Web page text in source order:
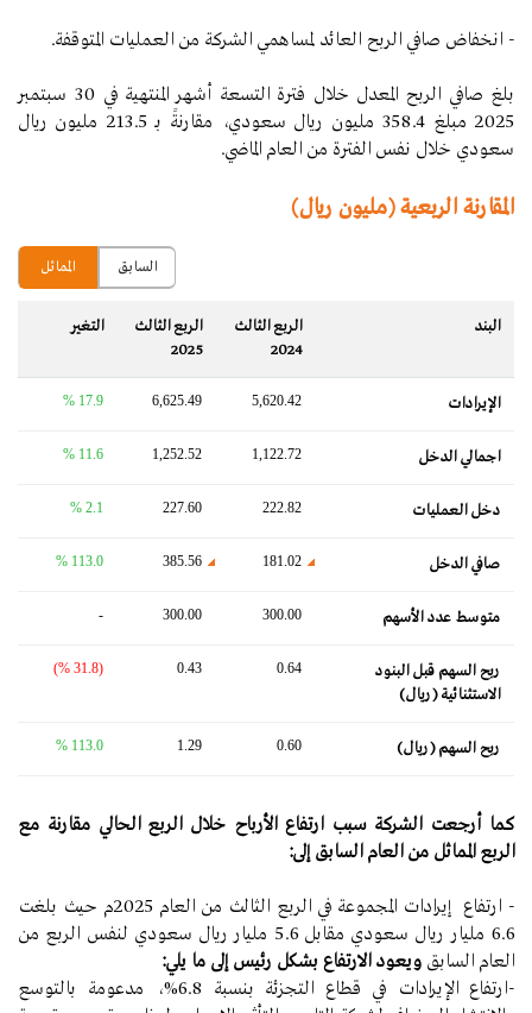
- انخفاض صافي الربح العائد لمساهمي الشركة من العمليات المتوقفة.
بلغ صافي الربح المعدل خلال فترة التسعة أشهر المنتهية في 30 سبتمبر
2025 مبلغ 358.4 مليون ريال سعودي، مقارنةً بـ 213.5 مليون ريال
سعودي خلال نفس الفترة من العام الماضي.
المقارنة الربعية (مليون ريال)
المماثل السابق
البند
الربع الثالث
2024
الربع الثالث
2025
التغير‬
الإيرادات 5,620.42
6,625.49
17.9 %
اجمالي الدخل 1,122.72
1,252.52
11.6 %
دخل العمليات 222.82
227.60
2.1 %
صافي الدخل 181.02
385.56
113.0 %
متوسط ​​عدد الأسهم 300.00
300.00
-
ربح السهم قبل البنود
الاستثنائية (ريال)
0.64
0.43
(31.8 %)
ربح السهم (ريال) 0.60
1.29
113.0 %
كما أرجعت الشركة سبب ارتفاع الأرباح خلال الربع الحالي مقارنة مع
الربع المماثل من العام السابق إلى:
- ارتفاع إيرادات المجموعة في الربع الثالث من العام 2025م حيث بلغت
6.6 مليار ريال سعودي مقابل 5.6 مليار ريال سعودي لنفس الربع من
العام السابق ويعود الارتفاع بشكل رئيس إلى ما يلي:
-ارتفاع الإيرادات في قطاع التجزئة بنسبة 6.8%، مدعومة بالتوسع